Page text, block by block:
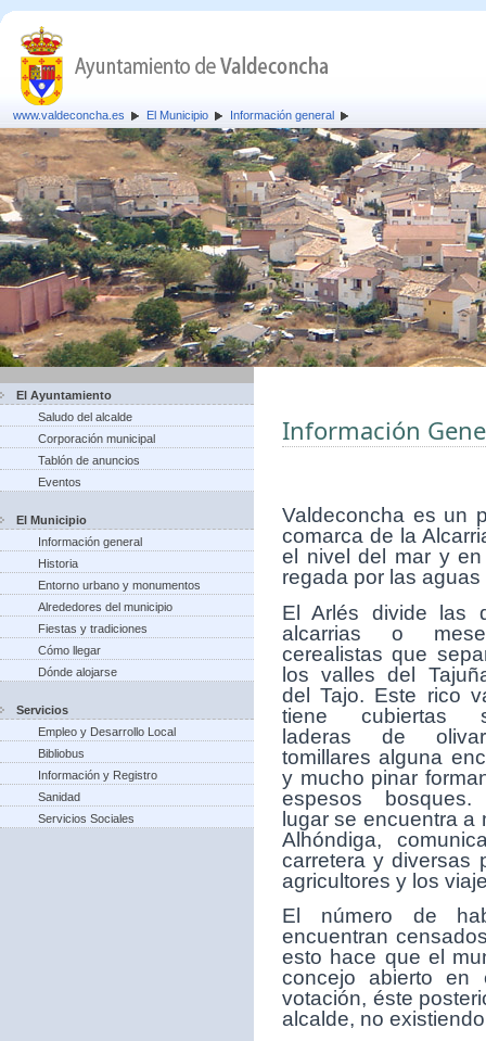
www.valdeconcha.es El Municipio Información general
El Ayuntamiento
Saludo del alcalde
Corporación municipal
Tablón de anuncios
Eventos
El Municipio
Información general
Historia
Entorno urbano y monumentos
Alrededores del municipio
Fiestas y tradiciones
Cómo llegar
Dónde alojarse
Servicios
Empleo y Desarrollo Local
Bibliobus
Información y Registro
Sanidad
Servicios Sociales
Información
Valdeconcha es un
comarca de la
el nivel del mar y
regada por las aguas
El Arlés divide las
alcarrias o
cerealistas que
los valles del
del Tajo. Este rico
tiene cubiertas
laderas de
tomillares alguna
y mucho pinar
espesos
lugar se encuentra a
Alhóndiga,
carretera y diversas
agricultores y los
El número de
encuentran
esto hace que el
concejo abierto
votación, éste
alcalde, no